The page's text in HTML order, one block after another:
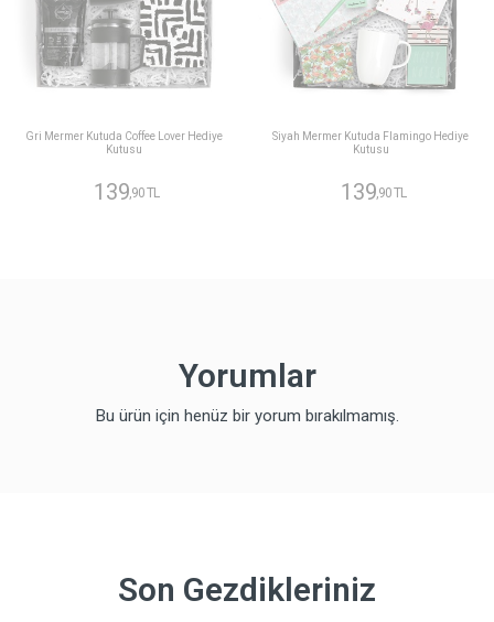
Gri Mermer Kutuda Coffee Lover Hediye
Kutusu
139,90 TL
Siyah Mermer Kutuda Flamingo Hediye
Kutusu
139,90 TL
Yorumlar
Bu ürün için henüz bir yorum bırakılmamış.
Son Gezdikleriniz